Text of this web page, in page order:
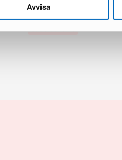
Avvisa
3 varastossa · Ensiluokkainen kunto
375 €